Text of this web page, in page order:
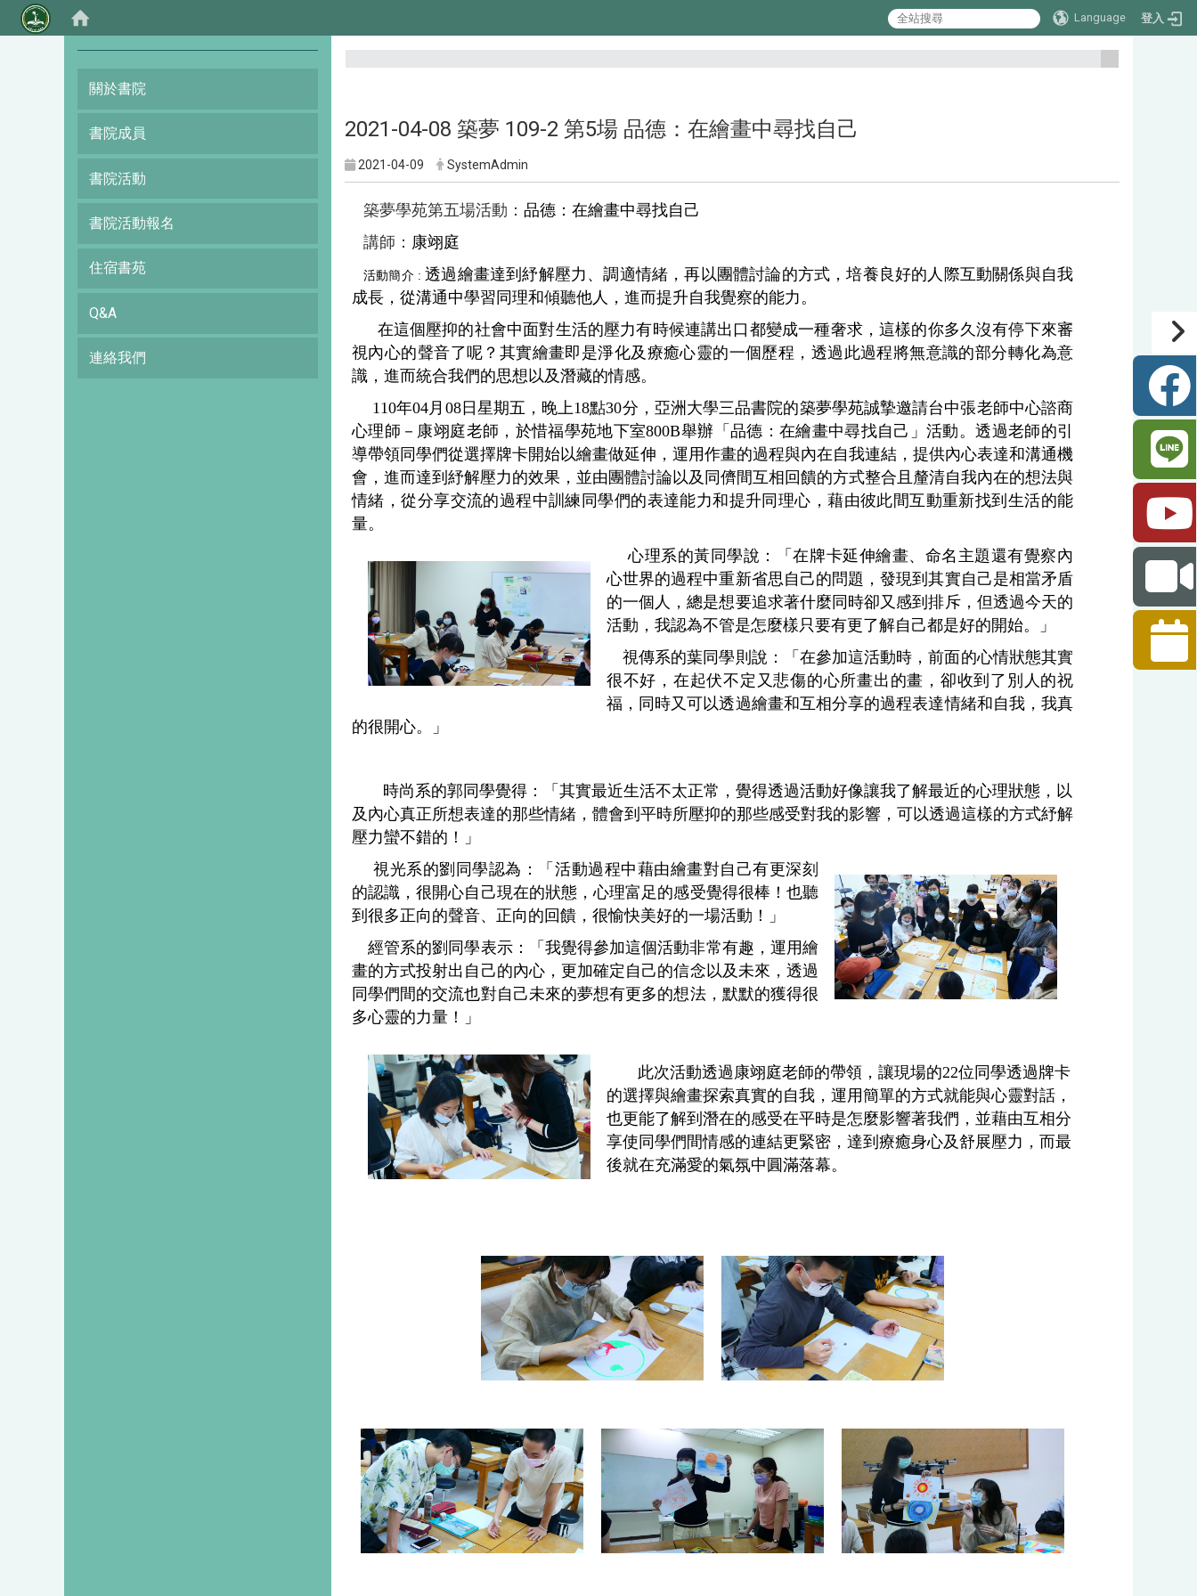
Language 登入
:::
關於書院
書院成員
書院活動
書院活動報名
住宿書苑
Q&A
連絡我們
2021-04-08 築夢 109-2 第5場 品德：在繪畫中尋找自己
2021-04-09 SystemAdmin
築夢學苑第五場活動： 品德：在繪畫中尋找自己
講師 ： 康翊庭
活動簡介 : 透過繪畫達到紓解壓力、調適情緒，再以團體討論的方式，培養良好的人際互動關係與自我
成長，從溝通中學習同理和傾聽他人，進而提升自我覺察的能力。
在這個壓抑的社會中面對生活的壓力有時候連講出口都變成一種奢求，這樣的你多久沒有停下來審
視內心的聲音了呢？其實繪畫即是淨化及療癒心靈的一個歷程，透過此過程將無意識的部分轉化為意
識，進而統合我們的思想以及潛藏的情感。
110年04月08日星期五，晚上18點30分，亞洲大學三品書院的築夢學苑誠摯邀請台中張老師中心諮商
心理師－康翊庭老師，於惜福學苑地下室800B舉辦「品德：在繪畫中尋找自己」活動。透過老師的引
導帶領同學們從選擇牌卡開始以繪畫做延伸，運用作畫的過程與內在自我連結，提供內心表達和溝通機
會，進而達到紓解壓力的效果，並由團體討論以及同儕間互相回饋的方式整合且釐清自我內在的想法與
情緒，從分享交流的過程中訓練同學們的表達能力和提升同理心，藉由彼此間互動重新找到生活的能
量。
心理系的黃同學說：「在牌卡延伸繪畫、命名主題還有覺察內
心世界的過程中重新省思自己的問題，發現到其實自己是相當矛盾
的一個人，總是想要追求著什麼同時卻又感到排斥，但透過今天的
活動，我認為不管是怎麼樣只要有更了解自己都是好的開始。」
視傳系的葉同學則說：「在參加這活動時，前面的心情狀態其實
很不好，在起伏不定又悲傷的心所畫出的畫，卻收到了別人的祝
福，同時又可以透過繪畫和互相分享的過程表達情緒和自我，我真
的很開心。」
時尚系的郭同學覺得：「其實最近生活不太正常，覺得透過活動好像讓我了解最近的心理狀態，以
及內心真正所想表達的那些情緒，體會到平時所壓抑的那些感受對我的影響，可以透過這樣的方式紓解
壓力蠻不錯的！」
視光系的劉同學認為 ：「活動過程中藉由繪畫對自己有更深刻
的認識，很開心自己現在的狀態，心理富足的感受覺得很棒！也聽
到很多正向的聲音、正向的回饋，很愉快美好的一場活動！」
經管系的劉同學表示：「我覺得參加這個活動非常有趣，運用繪
畫的方式投射出自己的內心，更加確定自己的信念以及未來，透過
同學們間的交流也對自己未來的夢想有更多的想法，默默的獲得很
多心靈的力量！」
此次活動透過康翊庭老師的帶領，讓現場的22位同學透過牌卡
的選擇與繪畫探索真實的自我，運用簡單的方式就能與心靈對話，
也更能了解到潛在的感受在平時是怎麼影響著我們，並藉由互相分
享使同學們間情感的連結更緊密，達到療癒身心及舒展壓力，而最
後就在充滿愛的氣氛中圓滿落幕。